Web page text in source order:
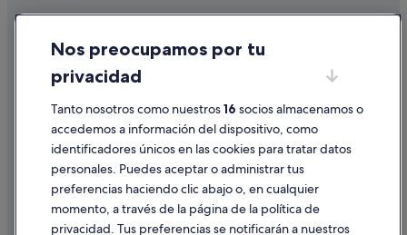
Cookies
Condiciones de uso
Información legal/contacto
Pautas sobre el contenido y cómo denunciar contenido
Ayuda
Cancelar un vuelo
Nos preocupamos por tu
privacidad
Tanto nosotros como nuestros16 socios almacenamos o
accedemos a información del dispositivo, como
identificadores únicos en las cookies para tratar datos
personales. Puedes aceptar o administrar tus
preferencias haciendo clic abajo o, en cualquier
momento, a través de la página de la política de
privacidad. Tus preferencias se notificarán a nuestros